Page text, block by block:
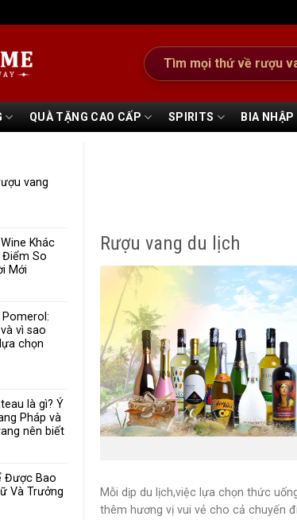
Tìm
kiếm:
QUÀ TẶNG CAO CẤP SPIRITS BIA NHẬP
vang
Khác
Điểm So
Mới
vì sao
chọn
là gì? Ý
Pháp và
nên biết
Được Bao
Và Trưởng
Rượu vang du lịch
Mỗi dịp du lịch,việc lựa chọn thức
thêm hương vị vui vẻ cho cả chuyến